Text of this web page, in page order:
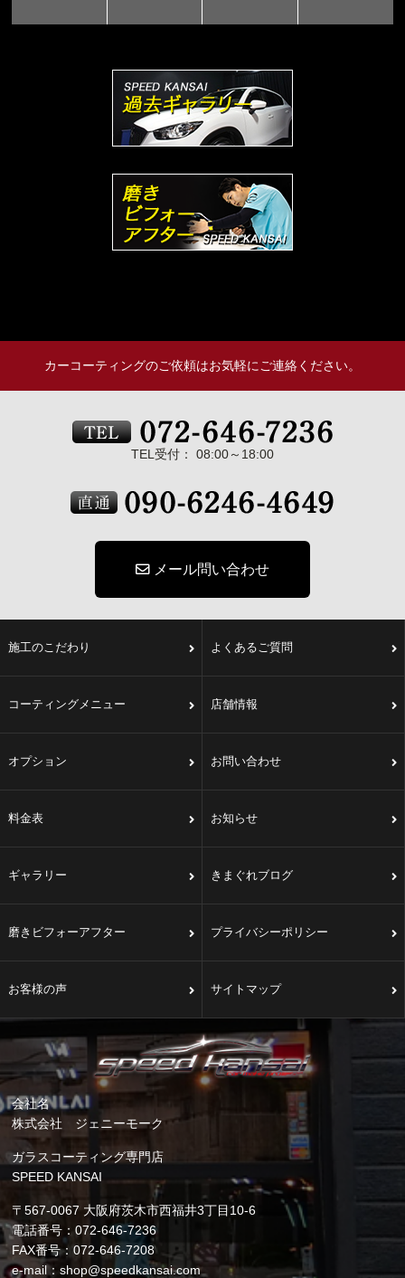
カーコーティングのご依頼はお気軽にご連絡ください。
TEL受付： 08:00～18:00
メール問い合わせ
施工のこだわり よくあるご質問
コーティングメニュー 店舗情報
オプション お問い合わせ
料金表 お知らせ
ギャラリー きまぐれブログ
磨きビフォーアフター プライバシーポリシー
お客様の声 サイトマップ
会社名
株式会社 ジェニーモーク
ガラスコーティング専門店
SPEED KANSAI
〒567-0067 大阪府茨木市西福井3丁目10-6
電話番号：072-646-7236
FAX番号：072-646-7208
e-mail：shop@speedkansai.com